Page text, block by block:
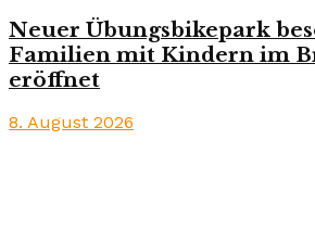
Neuer Übungsbikepark
Familien mit Kindern im
eröffnet
8. August 2026